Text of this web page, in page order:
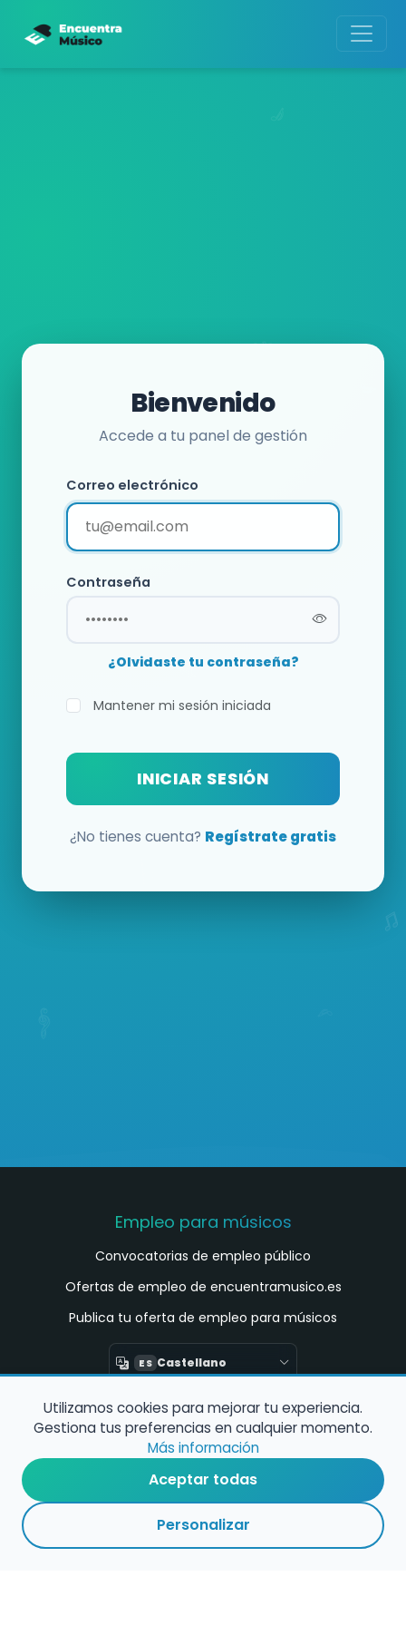
Bienvenido
Accede a tu panel de gestión
Correo electrónico
Contraseña
¿Olvidaste tu contraseña?
Mantener mi sesión iniciada
INICIAR SESIÓN
¿No tienes cuenta? Regístrate gratis
Empleo para músicos
Convocatorias de empleo público
Ofertas de empleo de encuentramusico.es
Publica tu oferta de empleo para músicos
ES Castellano
Encuentra Músico
Buscador de Músicos
Encuentra Pianista Acompañante
Asesoría para músicos y docentes
Utilizamos cookies para mejorar tu experiencia.
Gestiona tus preferencias en cualquier momento.
Más información
Aceptar todas
Personalizar